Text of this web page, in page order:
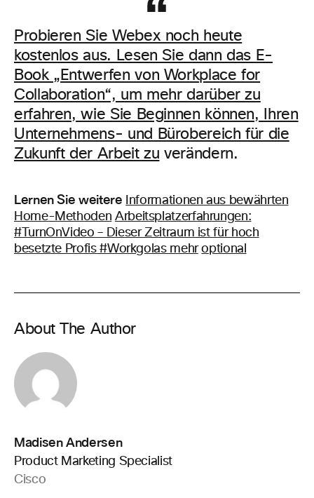
Probieren Sie Webex noch heute
kostenlos aus. Lesen Sie dann das E-
Book „Entwerfen von Workplace for
Collaboration“, um mehr darüber zu
erfahren, wie Sie Beginnen können, Ihren
Unternehmens- und Bürobereich für die
Zukunft der Arbeit zu verändern.
Lernen Sie weitere
Informationen aus bewährten
Home-Methoden Arbeitsplatzerfahrungen:
#TurnOnVideo – Dieser Zeitraum ist für hoch
besetzte Profis #Workgolas mehr optional
About The Author
Madisen Andersen
Product Marketing Specialist
Cisco